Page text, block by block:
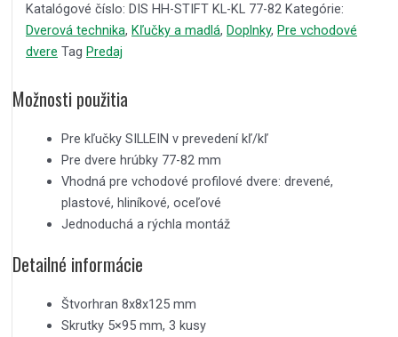
Katalógové číslo: DIS HH-STIFT KL-KL 77-82 Kategórie:
Dverová technika, Kľučky a madlá, Doplnky, Pre vchodové
dvere Tag Predaj
Možnosti použitia
Pre kľučky SILLEIN v prevedení kľ/kľ
Pre dvere hrúbky 77-82 mm
Vhodná pre vchodové profilové dvere: drevené,
plastové, hliníkové, oceľové
Jednoduchá a rýchla montáž
Detailné informácie
Štvorhran 8x8x125 mm
Skrutky 5×95 mm, 3 kusy